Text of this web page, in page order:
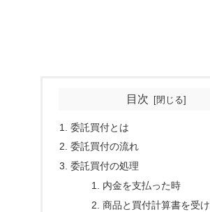
目次
委託買付とは
委託買付の流れ
委託買付の処理
内金を支払った時
商品と買付計算書を受